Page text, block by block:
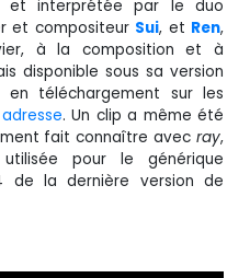
et interprétée par le duo
et compositeur Sui, et Ren,
à la composition et à
disponible sous sa version
téléchargement sur les
. Un clip a même été
fait connaître avec ray,
pour le générique
de la dernière version de